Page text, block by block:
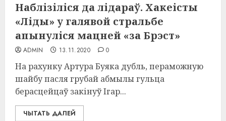
Наблізіліся да лідараў. Хакеісты
«Ліды» у галявой стральбе
апынуліся мацней «за Брэст»
ADMIN 13.11.2020 0
На рахунку Артура Буяка дубль, пераможную
шайбу пасля грубай абмылы гульца
берасцейцаў закінуў Ігар...
ЧЫТАТЬ ДАЛЕЙ